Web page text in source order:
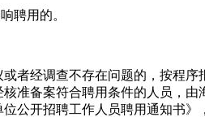
聘用的。
经调查不存在问题的，按程序
准备案符合聘用条件的人员，由
公开招聘工作人员聘用通知书》